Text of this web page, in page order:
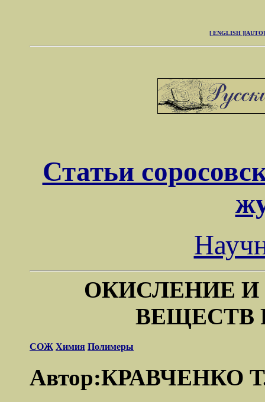
[ ENGLISH ][AUTO]
Статьи
ОКИСЛЕНИЕ
ВЕЩЕСТВ
СОЖ Химия Полимеры
Автор:КРАВЧЕНКО